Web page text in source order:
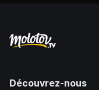
Découvrez-nous